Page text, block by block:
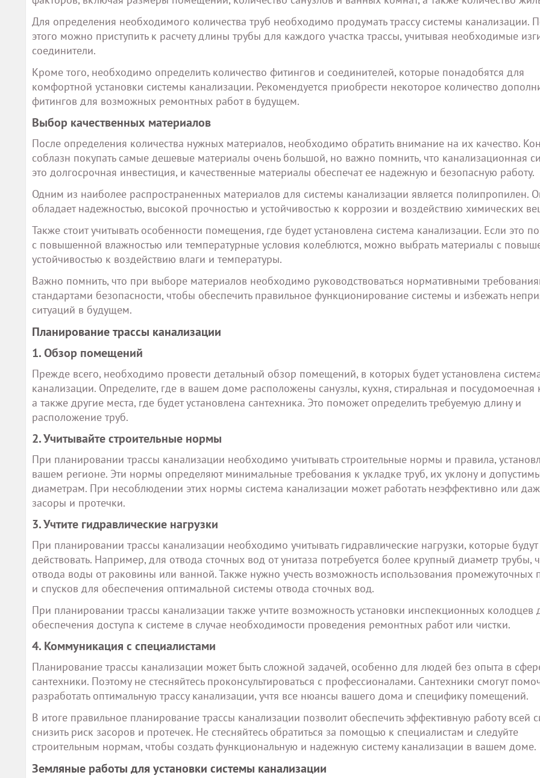
Для определения необходимого количества труб необходимо продумать трассу системы канализации.
этого можно приступить к расчету длины трубы для каждого участка трассы, учитывая необходимые
соединители.
Кроме того, необходимо определить количество фитингов и соединителей, которые понадобятся для
комфортной установки системы канализации. Рекомендуется приобрести некоторое количество
фитингов для возможных ремонтных работ в будущем.
Выбор качественных материалов
После определения количества нужных материалов, необходимо обратить внимание на их качество.
соблазн покупать самые дешевые материалы очень большой, но важно помнить, что канализационная
это долгосрочная инвестиция, и качественные материалы обеспечат ее надежную и безопасную работу.
Одним из наиболее распространенных материалов для системы канализации является полипропилен.
обладает надежностью, высокой прочностью и устойчивостью к коррозии и воздействию химических
Также стоит учитывать особенности помещения, где будет установлена система канализации. Если это
с повышенной влажностью или температурные условия колеблются, можно выбрать материалы с
устойчивостью к воздействию влаги и температуры.
Важно помнить, что при выборе материалов необходимо руководствоваться нормативными
стандартами безопасности, чтобы обеспечить правильное функционирование системы и избежать
ситуаций в будущем.
Планирование трассы канализации
1. Обзор помещений
Прежде всего, необходимо провести детальный обзор помещений, в которых будет установлена
канализации. Определите, где в вашем доме расположены санузлы, кухня, стиральная и посудомоечная
а также другие места, где будет установлена сантехника. Это поможет определить требуемую длину и
расположение труб.
2. Учитывайте строительные нормы
При планировании трассы канализации необходимо учитывать строительные нормы и правила,
вашем регионе. Эти нормы определяют минимальные требования к укладке труб, их уклону и
диаметрам. При несоблюдении этих нормы система канализации может работать неэффективно или
засоры и протечки.
3. Учтите гидравлические нагрузки
При планировании трассы канализации необходимо учитывать гидравлические нагрузки, которые
действовать. Например, для отвода сточных вод от унитаза потребуется более крупный диаметр трубы,
отвода воды от раковины или ванной. Также нужно учесть возможность использования промежуточных
и спусков для обеспечения оптимальной системы отвода сточных вод.
При планировании трассы канализации также учтите возможность установки инспекционных колодцев
обеспечения доступа к системе в случае необходимости проведения ремонтных работ или чистки.
4. Коммуникация с специалистами
Планирование трассы канализации может быть сложной задачей, особенно для людей без опыта в
сантехники. Поэтому не стесняйтесь проконсультироваться с профессионалами. Сантехники смогут
разработать оптимальную трассу канализации, учтя все нюансы вашего дома и специфику помещений.
В итоге правильное планирование трассы канализации позволит обеспечить эффективную работу всей
снизить риск засоров и протечек. Не стесняйтесь обратиться за помощью к специалистам и следуйте
строительным нормам, чтобы создать функциональную и надежную систему канализации в вашем доме.
Земляные работы для установки системы канализации